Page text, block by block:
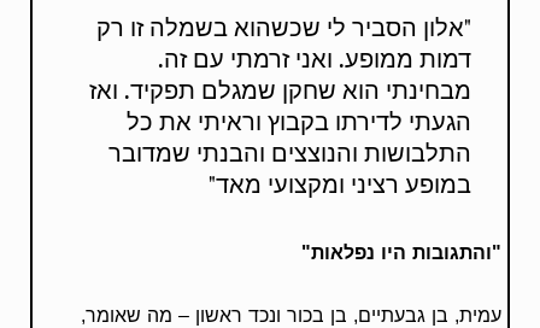
"אלון הסביר לי שכשהוא בשמלה זו רק
דמות ממופע. ואני זרמתי עם זה.
מבחינתי הוא שחקן שמגלם תפקיד. ואז
הגעתי לדירתו בקבוץ וראיתי את כל
התלבושות והנוצצים והבנתי שמדובר
במופע רציני ומקצועי מאד"
"והתגובות היו נפלאות"
עמית, בן גבעתיים, בן בכור ונכד ראשון – מה שאומר,